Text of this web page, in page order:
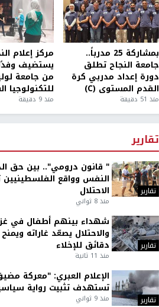
بمشاركة 25 مدرباً..
جامعة النجاح تطلق
دورة إعداد مدربي كرة
القدم المستوى (C)
منذ 51 دقيقة
مركز إعلام
يستضيف وفدًا
من جامعة
للتكنولوجيا
منذ 9 دقيقة
تقارير
تقارير
" قانون درومي".. بين حق
النفس وواقع
الاحتلال
منذ 8 ثواني
تقارير
شهداء بينهم أطفال في
والاحتلال يصعّد غاراته
دقائق للإخلاء
منذ 11 ثانية
تقارير
الإعلام العبري: "معركة
تستهدف تثبيت رواية
منذ 9 ثواني